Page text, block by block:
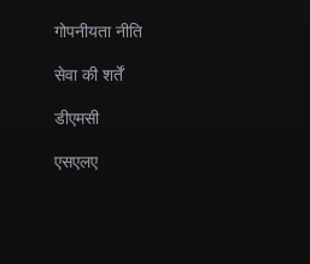
गोपनीयता नीति
सेवा की शर्तें
डीएमसी
एसएलए